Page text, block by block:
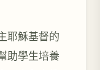
耶穌基督的
助學生培養